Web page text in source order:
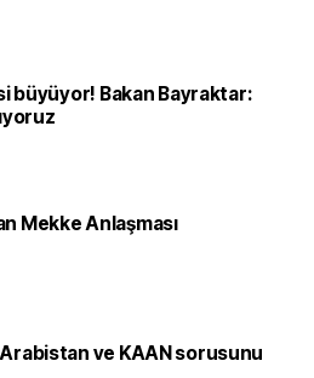
büyüyor! Bakan Bayraktar:
Mekke Anlaşması
ve KAAN sorusunu